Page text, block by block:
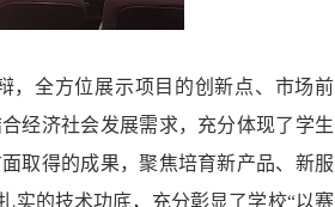
，全方位展示项目的创新点、市场前
经济社会发展需求，充分体现了学生
取得的成果，聚焦培育新产品、新服
实的技术功底，充分彰显了学校“以赛